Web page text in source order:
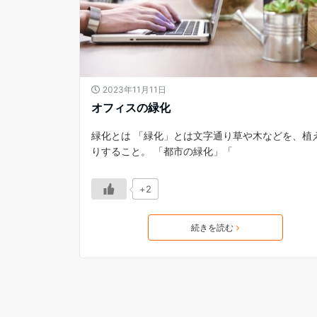
2023年11月11日
オフィスの緑化
緑化とは 「緑化」とは文字通り草や木などを、植
りすること。 「都市の緑化」「
+2
続きを読む